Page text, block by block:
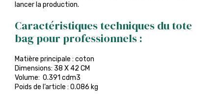
lancer la production.
Caractéristiques techniques du tote
bag pour professionnels :
Matière principale : coton
Dimensions: 38 X 42 CM
Volume: 0.391 cdm3
Poids de l’article : 0.086 kg